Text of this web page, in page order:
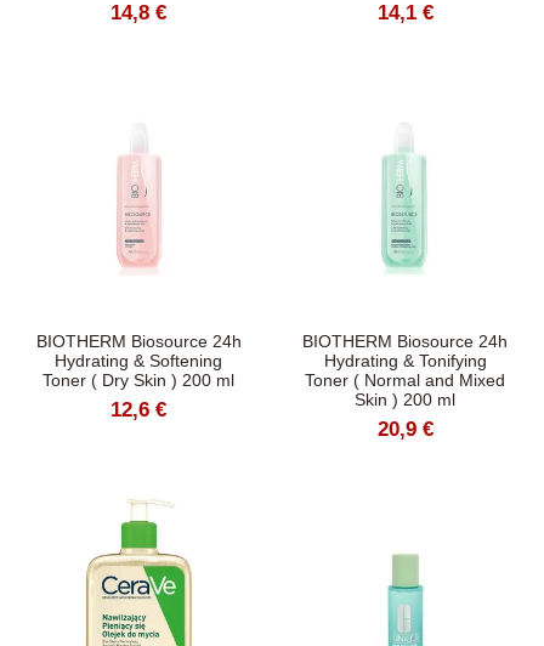
14,8 € 14,1 €
BIOTHERM Biosource 24h
Hydrating & Softening
Toner ( Dry Skin ) 200 ml
12,6 €
BIOTHERM Biosource 24h
Hydrating & Tonifying
Toner ( Normal and Mixed
Skin ) 200 ml
20,9 €